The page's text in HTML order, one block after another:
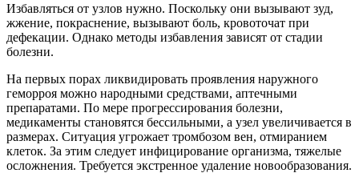
Избавляться от узлов нужно. Поскольку они вызывают зуд,
жжение, покраснение, вызывают боль, кровоточат при
дефекации. Однако методы избавления зависят от стадии
болезни.
На первых порах ликвидировать проявления наружного
геморроя можно народными средствами, аптечными
препаратами. По мере прогрессирования болезни,
медикаменты становятся бессильными, а узел увеличивается в
размерах. Ситуация угрожает тромбозом вен, отмиранием
клеток. За этим следует инфицирование организма, тяжелые
осложнения. Требуется экстренное удаление новообразования.